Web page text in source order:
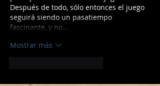
Después de todo, sólo entonces el juego
seguirá siendo un pasatiempo
fascinante, y no…
Mostrar más